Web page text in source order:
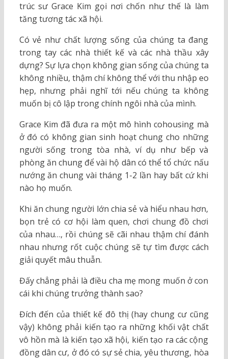
trúc sư Grace Kim gọi nơi chốn như thế là làm
tăng tương tác xã hội.
Có vẻ như chất lượng sống của chúng ta đang
trong tay các nhà thiết kế và các nhà thầu xây
dựng? Sự lựa chọn không gian sống của chúng ta
không nhiều, thậm chí không thể với thu nhập eo
hẹp, nhưng phải nghĩ tới nếu chúng ta không
muốn bị cô lập trong chính ngôi nhà của mình.
Grace Kim đã đưa ra một mô hình cohousing mà
ở đó có không gian sinh hoạt chung cho những
người sống trong tòa nhà, ví dụ như bếp và
phòng ăn chung để vài hộ dân có thể tổ chức nấu
nướng ăn chung vài tháng 1-2 lần hay bất cứ khi
nào họ muốn.
Khi ăn chung người lớn chia sẻ và hiểu nhau hơn,
bọn trẻ có cơ hội làm quen, chơi chung đồ chơi
của nhau…, rồi chúng sẽ cãi nhau thậm chí đánh
nhau nhưng rốt cuộc chúng sẽ tự tìm được cách
giải quyết mâu thuẫn.
Đấy chẳng phải là điều cha mẹ mong muốn ở con
cái khi chúng trưởng thành sao?
Đích đến của thiết kế đô thị (hay chung cư cũng
vậy) không phải kiến tạo ra những khối vật chất
vô hồn mà là kiến tạo xã hội, kiến tạo ra các cộng
đồng dân cư, ở đó có sự sẻ chia, yêu thương, hòa